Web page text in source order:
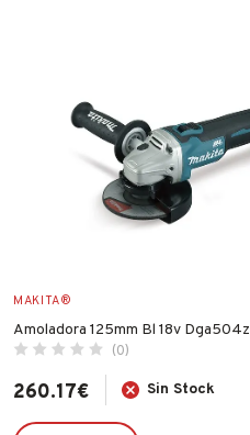
MAKITA®
Amoladora 125mm Bl 18v Dga504z
(0)
260.17€ Sin Stock